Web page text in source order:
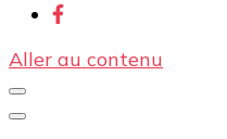
Aller au contenu